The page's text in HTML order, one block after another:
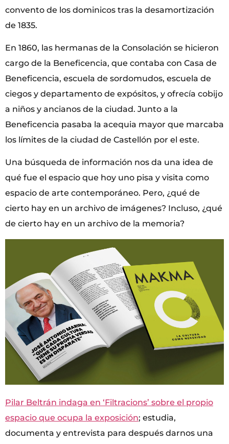
convento de los dominicos tras la desamortización
de 1835.
En 1860, las hermanas de la Consolación se hicieron
cargo de la Beneficencia, que contaba con Casa de
Beneficencia, escuela de sordomudos, escuela de
ciegos y departamento de expósitos, y ofrecía cobijo
a niños y ancianos de la ciudad. Junto a la
Beneficencia pasaba la acequia mayor que marcaba
los límites de la ciudad de Castellón por el este.
Una búsqueda de información nos da una idea de
qué fue el espacio que hoy uno pisa y visita como
espacio de arte contemporáneo. Pero, ¿qué de
cierto hay en un archivo de imágenes? Incluso, ¿qué
de cierto hay en un archivo de la memoria?
Pilar Beltrán indaga en ‘Filtracions’ sobre el propio
espacio que ocupa la exposición; estudia,
documenta y entrevista para después darnos una